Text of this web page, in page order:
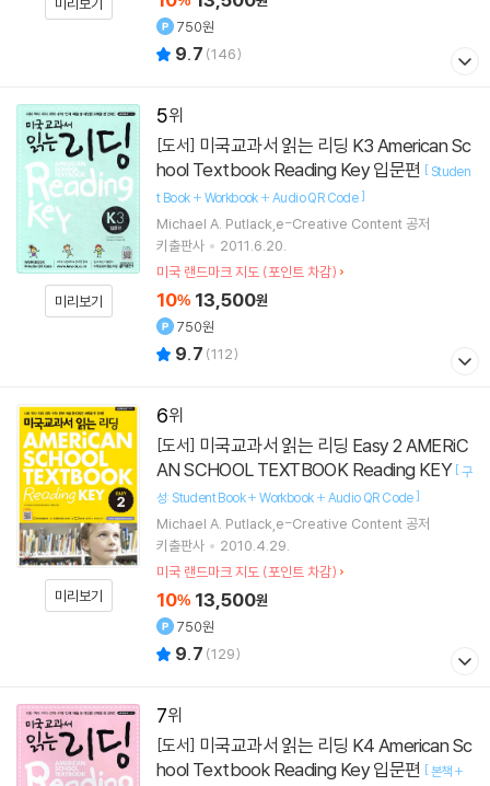
750원
9.7 (146)
5
미리보기
[도서]
hool Textbook Reading Key 입문편 [ Studen
t Book + Workbook + Audio QR Code]
Michael A. Putlack,e-Creative Content 공저
키출판사
2011.6.20.
미국 랜드마크 지도 (포인트 차감)
10% 13,500원
750원
9.7 (112)
6
미리보기
[도서]
AN SCHOOL TEXTBOOK Reading KEY [구
성: Student Book + Workbook + Audio QR Code]
Michael A. Putlack,e-Creative Content 공저
키출판사
2010.4.29.
미국 랜드마크 지도 (포인트 차감)
10% 13,500원
750원
9.7 (129)
7
[도서]
hool Textbook Reading Key 입문편 [본책 +